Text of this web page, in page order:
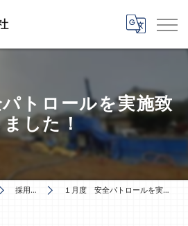
トロールを実施致
した！
採用ブログ １月度 安全パトロールを実施致しました！